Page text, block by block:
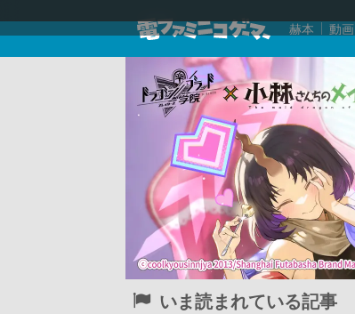
赫本 動画
いま読まれている記事